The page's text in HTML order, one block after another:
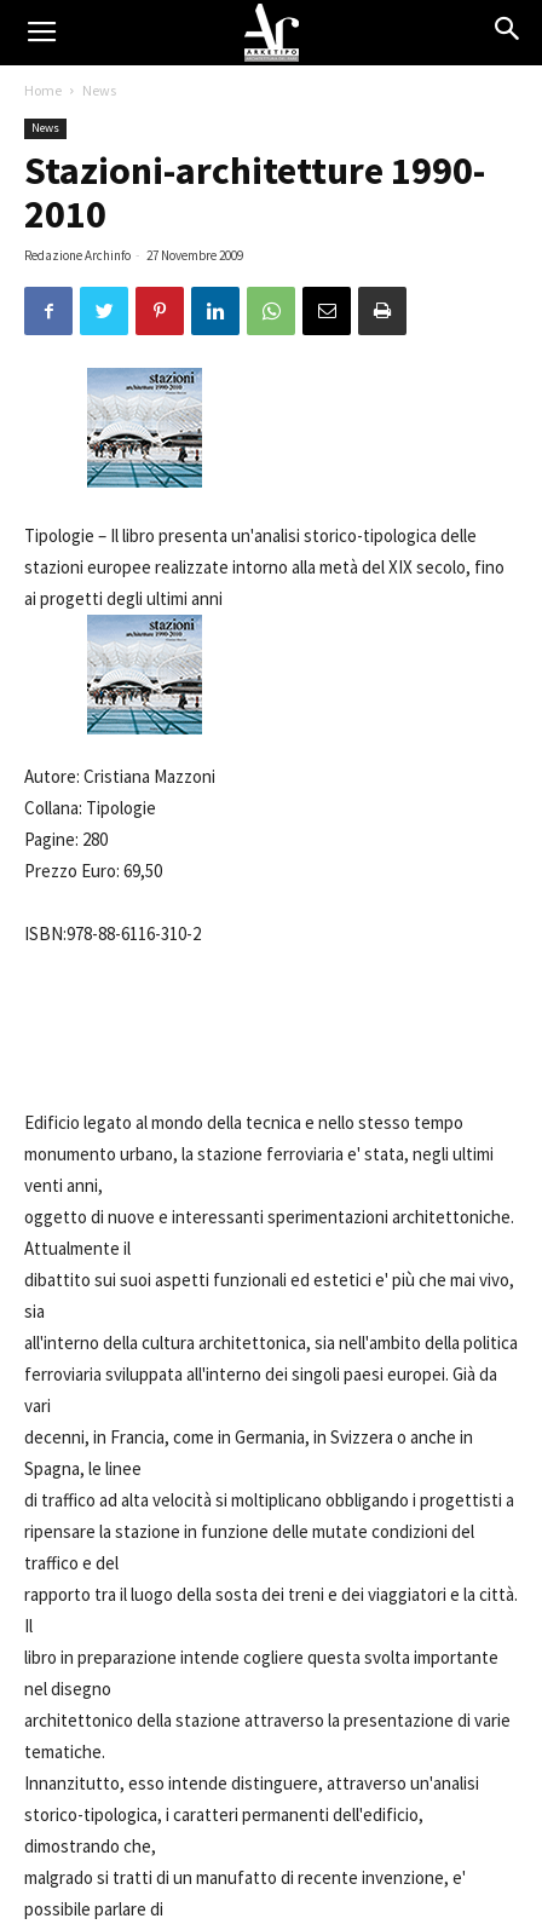
Home News
News
Stazioni-architetture 1990-
2010
Redazione Archinfo - 27 Novembre 2009
Tipologie – Il libro presenta un'analisi storico-tipologica delle
stazioni europee realizzate intorno alla metà del XIX secolo, fino
ai progetti degli ultimi anni
Autore: Cristiana Mazzoni
Collana: Tipologie
Pagine: 280
Prezzo Euro: 69,50
ISBN:978-88-6116-310-2
Edificio legato al mondo della tecnica e nello stesso tempo
monumento urbano, la stazione ferroviaria e' stata, negli ultimi
venti anni,
oggetto di nuove e interessanti sperimentazioni architettoniche.
Attualmente il
dibattito sui suoi aspetti funzionali ed estetici e' più che mai vivo,
sia
all'interno della cultura architettonica, sia nell'ambito della politica
ferroviaria sviluppata all'interno dei singoli paesi europei. Già da
vari
decenni, in Francia, come in Germania, in Svizzera o anche in
Spagna, le linee
di traffico ad alta velocità si moltiplicano obbligando i progettisti a
ripensare la stazione in funzione delle mutate condizioni del
traffico e del
rapporto tra il luogo della sosta dei treni e dei viaggiatori e la città.
Il
libro in preparazione intende cogliere questa svolta importante
nel disegno
architettonico della stazione attraverso la presentazione di varie
tematiche.
Innanzitutto, esso intende distinguere, attraverso un'analisi
storico-tipologica, i caratteri permanenti dell'edificio,
dimostrando che,
malgrado si tratti di un manufatto di recente invenzione, e'
possibile parlare di